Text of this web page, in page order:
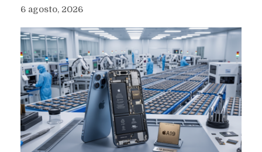
6 agosto, 2026